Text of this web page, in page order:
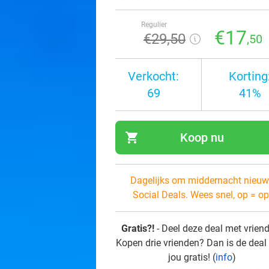
Regulier
€29,50 €17,50
Verkocht:
69
41%
shopping_cart Koop nu
Dagelijks om middernacht
Social Deals. Wees snel, op =
Gratis?! - Deel deze deal met
Kopen drie vrienden? Dan is de
jou gratis! (info)